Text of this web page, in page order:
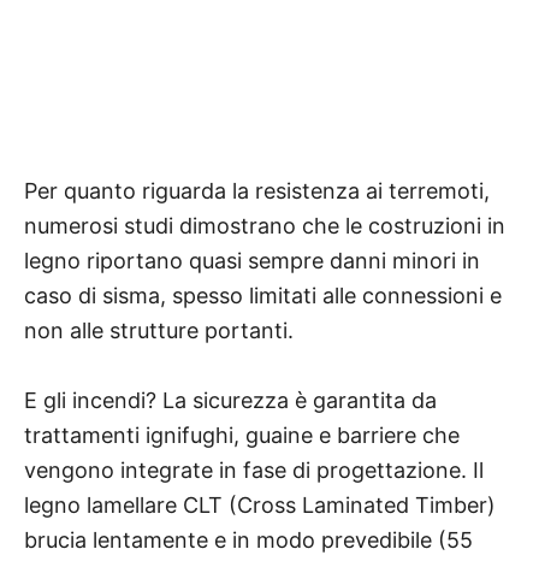
Per quanto riguarda la resistenza ai terremoti,
numerosi studi dimostrano che le costruzioni in
legno riportano quasi sempre danni minori in
caso di sisma, spesso limitati alle connessioni e
non alle strutture portanti.
E gli incendi? La sicurezza è garantita da
trattamenti ignifughi, guaine e barriere che
vengono integrate in fase di progettazione. Il
legno lamellare CLT (Cross Laminated Timber)
brucia lentamente e in modo prevedibile (55